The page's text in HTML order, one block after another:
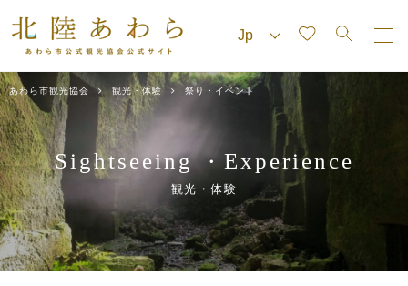
あわら市観光協会 観光・体験 祭り・イベント
Sightseeing・ Experience
観光・体験